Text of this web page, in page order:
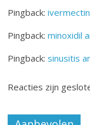
Pingback:
Pingback:minoxidil
Pingback:sinusitis
Reacties zijn